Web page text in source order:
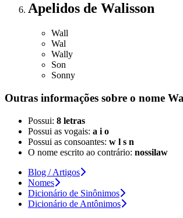
Apelidos de Walisson
Wall
Wal
Wally
Son
Sonny
Outras informações sobre o nome
Possui: 8 letras
Possui as vogais: a i o
Possui as consoantes: w l s n
O nome escrito ao contrário: nossilaw
Blog / Artigos
Nomes
Dicionário de Sinônimos
Dicionário de Antônimos